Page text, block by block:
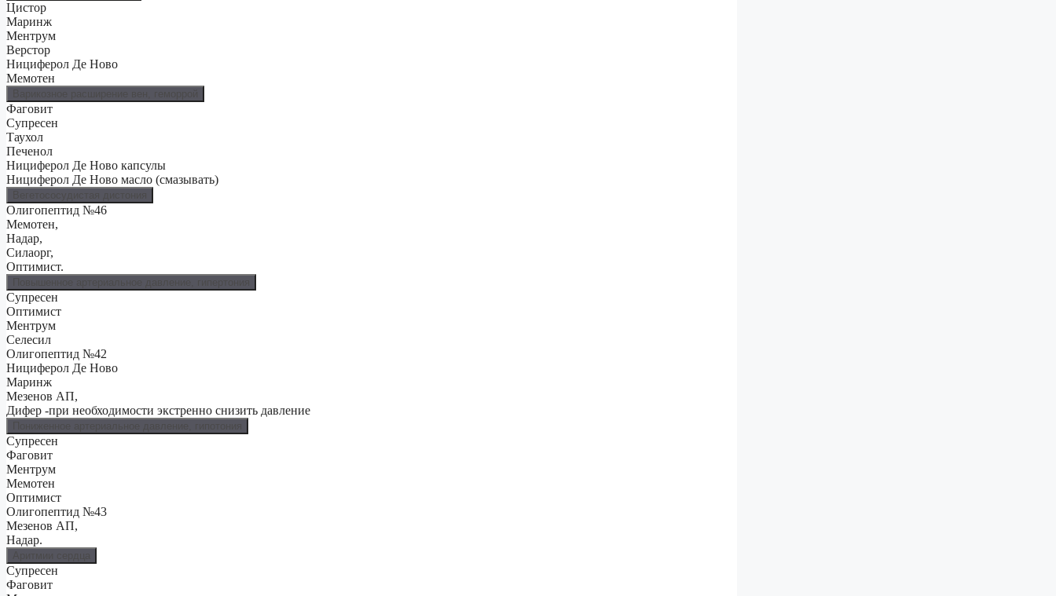
Цистор
Маринж
Ментрум
Верстор
Нициферол Де Ново
Мемотен
Фаговит
Супресен
Таухол
Печенол
Нициферол Де Ново капсулы
Нициферол Де Ново масло (смазывать)
Олигопептид №46
Мемотен,
Надар,
Силаорг,
Оптимист.
Супресен
Оптимист
Ментрум
Селесил
Олигопептид №42
Нициферол Де Ново
Маринж
Мезенов АП,
Дифер -при необходимости экстренно снизить давление
Супресен
Фаговит
Ментрум
Мемотен
Оптимист
Олигопептид №43
Мезенов АП,
Надар.
Супресен
Фаговит